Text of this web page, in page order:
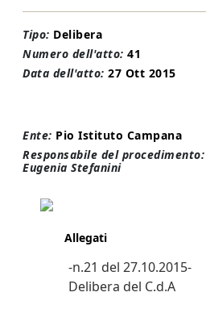
Tipo: Delibera
Numero dell'atto:41
Data dell'atto:27 Ott 2015
Ente: Pio Istituto Campana
Responsabile del procedimento:
Eugenia Stefanini
Allegati
-n.21 del 27.10.2015-
Delibera del C.d.A